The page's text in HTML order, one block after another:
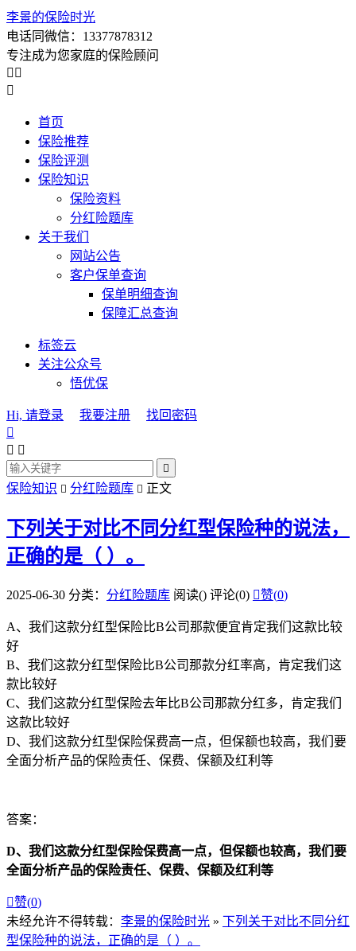
李景的保险时光
电话同微信：13377878312
专注成为您家庭的保险顾问
 

首页
保险推荐
保险评测
保险知识
保险资料
分红险题库
关于我们
网站公告
客户保单查询
保单明细查询
保障汇总查询
标签云
关注公众号
悟优保
Hi, 请登录 我要注册
找回密码

 

保险知识  分红险题库  正文
下列关于对比不同分红型保险种的说法，
正确的是（ ）。
2025-06-30 分类： 分红险题库 阅读() 评论(0) 赞(0)
A、我们这款分红型保险比B公司那款便宜肯定我们这款比较
好
B、我们这款分红型保险比B公司那款分红率高，肯定我们这
款比较好
C、我们这款分红型保险去年比B公司那款分红多，肯定我们
这款比较好
D、我们这款分红型保险保费高一点，但保额也较高，我们要
全面分析产品的保险责任、保费、保额及红利等
答案：
D、我们这款分红型保险保费高一点，但保额也较高，我们要
全面分析产品的保险责任、保费、保额及红利等
赞(0)
未经允许不得转载： 李景的保险时光 » 下列关于对比不同分红
型保险种的说法，正确的是（ ）。